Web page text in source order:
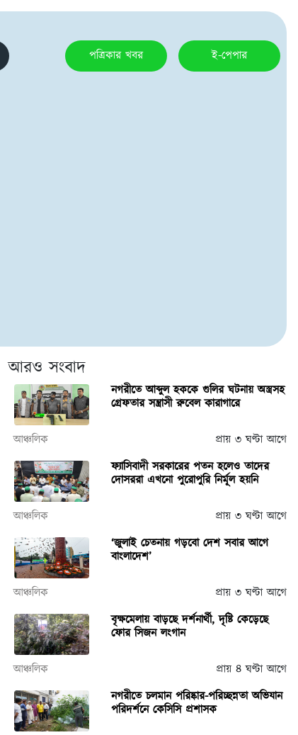
পত্রিকার খবর ই-পেপার
আরও সংবাদ
নগরীতে আব্দুল হককে গুলির ঘটনায় অস্ত্রসহ
গ্রেফতার সন্ত্রাসী রুবেল কারাগারে
আঞ্চলিক
প্রায় ৩ ঘণ্টা আগে
ফ্যাসিবাদী সরকারের পতন হলেও তাদের
দোসররা এখনো পুরোপুরি নির্মূল হয়নি
আঞ্চলিক
প্রায় ৩ ঘণ্টা আগে
‘জুলাই চেতনায় গড়বো দেশ সবার আগে
বাংলাদেশ’
আঞ্চলিক
প্রায় ৩ ঘণ্টা আগে
বৃক্ষমেলায় বাড়ছে দর্শনার্থী, দৃষ্টি কেড়েছে
ফোর সিজন লংগান
আঞ্চলিক
প্রায় ৪ ঘণ্টা আগে
নগরীতে চলমান পরিষ্কার-পরিচ্ছন্নতা অভিযান
পরিদর্শনে কেসিসি প্রশাসক